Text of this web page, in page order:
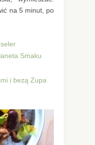
na 5 minut, po
seler
Smaku
i bezą Zupa